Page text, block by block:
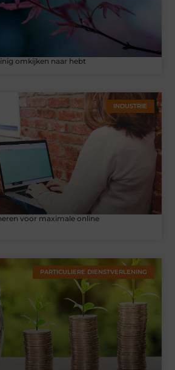
omkijken naar hebt
INDUSTRIE
voor maximale online
PARTICULIERE DIENSTVERLENING